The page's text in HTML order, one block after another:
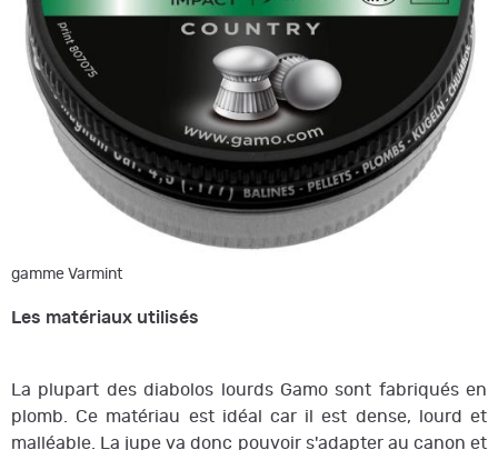
gamme Varmint
Les matériaux utilisés
La plupart des diabolos lourds Gamo sont fabriqués en
plomb. Ce matériau est idéal car il est dense, lourd et
malléable. La jupe va donc pouvoir s'adapter au canon et